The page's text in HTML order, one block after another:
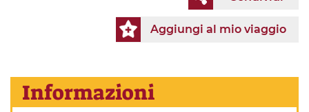
Aggiungi al mio viaggio
Informazioni